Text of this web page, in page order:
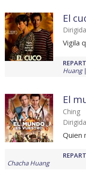
El
Vigila
Huang
El
Ching
Quien
Chacha Huang